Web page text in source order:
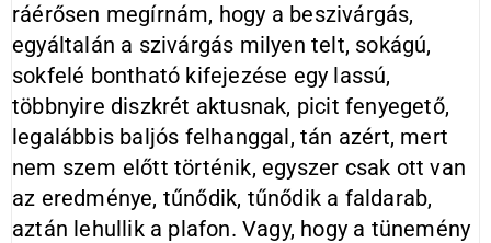
ráérősen megírnám, hogy a beszivárgás,
egyáltalán a szivárgás milyen telt, sokágú,
sokfelé bontható kifejezése egy lassú,
többnyire diszkrét aktusnak, picit fenyegető,
legalábbis baljós felhanggal, tán azért, mert
nem szem előtt történik, egyszer csak ott van
az eredménye, tűnődik, tűnődik a faldarab,
aztán lehullik a plafon. Vagy, hogy a tünemény